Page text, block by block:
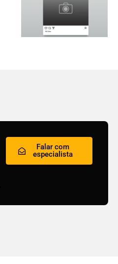
Falar com
especialista